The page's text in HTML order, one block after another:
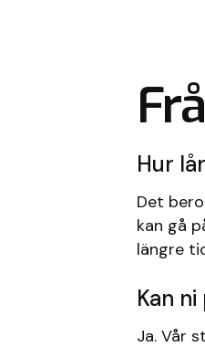
Hur
Det
kan gå
längre
Kan
Ja. Vår